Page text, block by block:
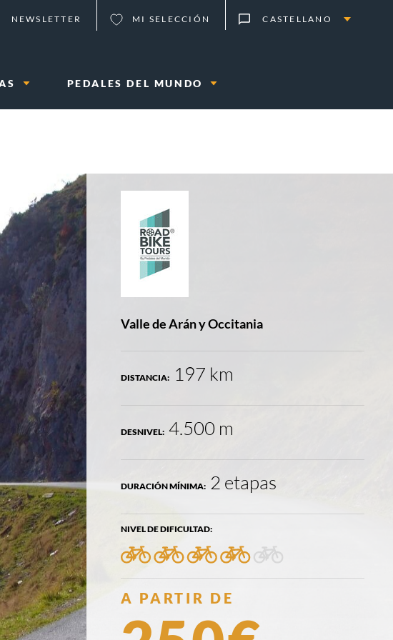
NEWSLETTER MI SELECCIÓN CASTELLANO
PEDALES DEL MUNDO
LOCALIZACIÓN:
Valle de Arán y Occitania
DISTANCIA: 197 km
DESNIVEL: 4.500 m
DURACIÓN MÍNIMA: 2 etapas
NIVEL DE DIFICULTAD:
4/5
PRECIO:
A PARTIR DE